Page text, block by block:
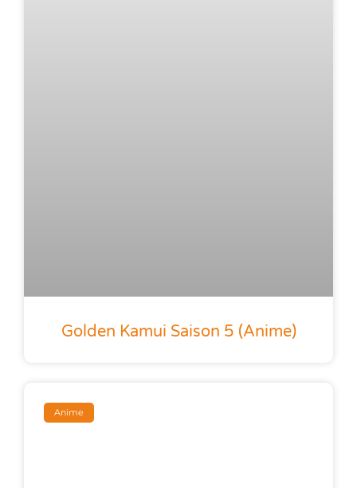
Golden Kamui Saison 5 (anime)
Anime